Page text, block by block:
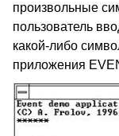
произвольные
пользователь
какой-либо
приложения